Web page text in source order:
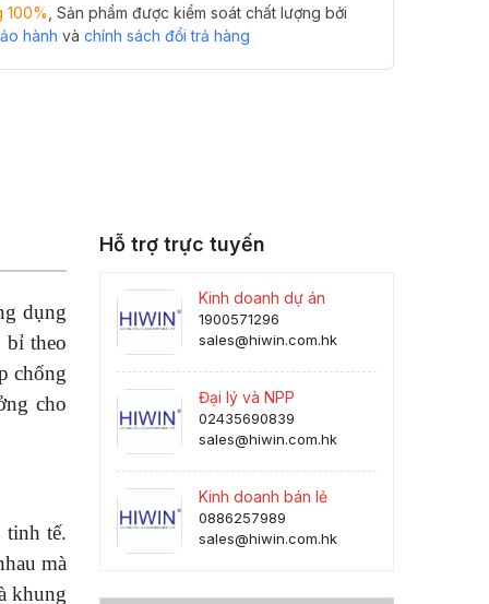
100% , Sản phẩm được kiểm soát chất lượng bởi
hành và chính sách đổi trả hàng
dụng
bỉ theo
chống
cho
tinh tế.
mà
khung
Hỗ trợ trực tuyến
Kinh doanh dự án
1900571296
sales@hiwin.com.hk
Đại lý và NPP
02435690839
sales@hiwin.com.hk
Kinh doanh bán lẻ
0886257989
sales@hiwin.com.hk